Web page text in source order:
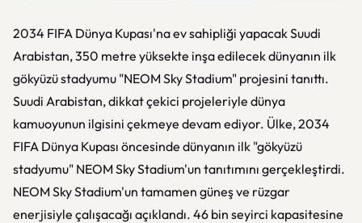
2034 FIFA Dünya Kupası'na ev sahipliği yapacak Suudi
Arabistan, 350 metre yüksekte inşa edilecek dünyanın ilk
gökyüzü stadyumu "NEOM Sky Stadium" projesini tanıttı.
Suudi Arabistan, dikkat çekici projeleriyle dünya
kamuoyunun ilgisini çekmeye devam ediyor. Ülke, 2034
FIFA Dünya Kupası öncesinde dünyanın ilk "gökyüzü
stadyumu" NEOM Sky Stadium'un tanıtımını gerçekleştirdi.
NEOM Sky Stadium'un tamamen güneş ve rüzgar
enerjisiyle çalışacağı açıklandı. 46 bin seyirci kapasitesine